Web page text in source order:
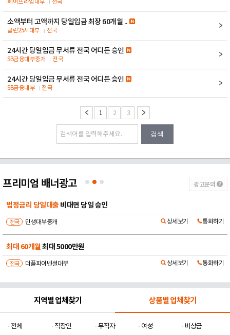
페어프라임대부 전국
소액부터 고액까지 당일입금 최장 60개월 ..
클린25시대부 전국
24시간 당일입금 무서류 전국 어디든 승인
SB금융대부중개 전국
24시간 당일입금 무서류 전국 어디든 승인
SB금융대부 전국
1 2 3
검색
프리미엄 배너광고 광고문의
법정금리 당일대출 비대면 당일 승인
전국 민생대부중개 상세보기 통화하기
최대 60개월 최대 5000만원
전국 더플파이넨셜대부 상세보기 통화하기
지역별 업체찾기 상품별 업체찾기
전체 직장인 무직자 여성
비상금